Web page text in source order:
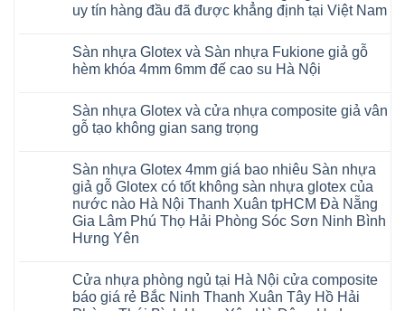
Hà
Nội
Xuân
Thanh
Trì
Cầu
Giấy
Tây
Hồ
Yên
TpHCM
Bình
Dương
Huế
Cần
Thơ
Đà
Đức
Hoài
Đức
6mm
thợ
Sửa
sàn
nhiêu
1m2
tại
Dương
Đà
Nẵng
Khánh
Hải
Phòng
Hưng
Yên
Nghệ
An
4mm
6mm
su
có
hèm
minh
chống
cong
ngót
Gia
Lâm
Thanh
Xuân
Hà
Nội
Từ
Liêm
Đan
nhựa
giả
gỗ
hèm
thị
trường
rộng
khách
hàng
quan
tâm
luận
ở
nhựa
Hobiwood
4mm
cao
Hà
Quảng
Ninh
Nghệ
An
Bắc
Ninh
Tuyên
Nguyên
uy tín hàng đầu đã được khẳng định tại Việt Nam
bình
luận
ở
Hobiwood
4mm
6mm
hèm
khóa
uy
tín
hàng
đầu
đã
định
tại
Việt
Sàn nhựa Glotex và Sàn nhựa Fukione giả gỗ
hèm khóa 4mm 6mm đế cao su Hà Nội
bình
luận
ở
Glotex
Sàn
nhựa
Fukione
giả
gỗ
4mm
6mm
đế
Sàn nhựa Glotex và cửa nhựa composite giả vân
gỗ tạo không gian sang trọng
bình
luận
ở
Sàn
nhựa
Glotex
và
composite
giả
vân
Sàn nhựa Glotex 4mm giá bao nhiêu Sàn nhựa
giả gỗ Glotex có tốt không sàn nhựa glotex của
nước nào Hà Nội Thanh Xuân tpHCM Đà Nẵng
Gia Lâm Phú Thọ Hải Phòng Sóc Sơn Ninh Bình
Hưng Yên
bình
luận
ở
Cửa nhựa phòng ngủ tại Hà Nội cửa composite
báo giá rẻ Bắc Ninh Thanh Xuân Tây Hồ Hải